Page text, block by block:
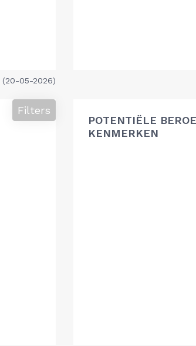
(20-05-2026)
Filters
POTENTIËLE
KENMERKEN